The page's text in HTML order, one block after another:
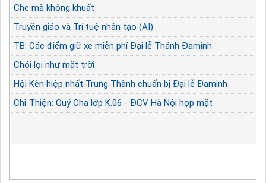
Che mà không khuất
Truyền giáo và Trí tuệ nhân tạo (AI)
TB: Các điểm giữ xe miễn phí Đại lễ Thánh Đaminh
Chói lọi như mặt trời
Hội Kèn hiệp nhất Trung Thành chuẩn bị Đại lễ Đaminh
Chỉ Thiện: Quý Cha lớp K.06 - ĐCV Hà Nội họp mặt